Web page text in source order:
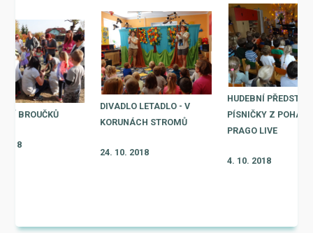
BROUČKŮ
2018
DIVADLO LETADLO - V
KORUNÁCH STROMŮ
24. 10. 2018
HUDEBNÍ
PÍSNIČKY Z
PRAGO LIVE
4. 10. 2018